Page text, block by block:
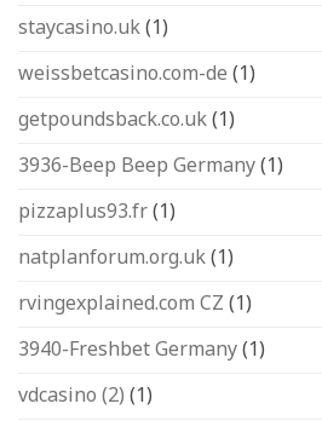
staycasino.uk(1)
weissbetcasino.com-de (1)
getpoundsback.co.uk(1)
3936-Beep Beep Germany(1)
pizzaplus93.fr(1)
natplanforum.org.uk(1)
rvingexplained.com CZ (1)
3940-Freshbet Germany(1)
vdcasino (2) (1)